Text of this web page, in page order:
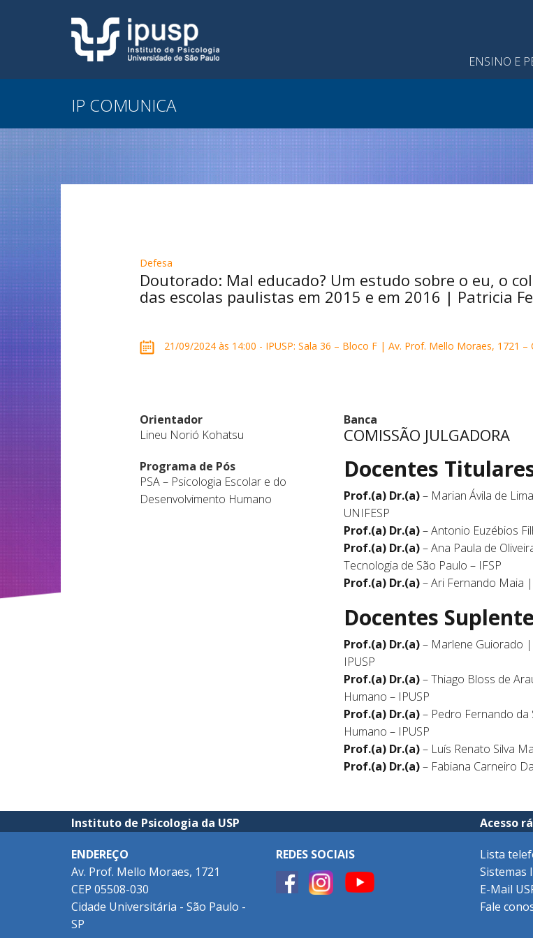
ENSINO E
IP COMUNICA
Defesa
Doutorado: Mal educado? Um estudo sobre o eu, o
das escolas paulistas em 2015 e em 2016 | Patricia
21/09/2024 às 14:00 - IPUSP: Sala 36 – Bloco F | Av. Prof. Mello Moraes, 1721 –
Orientador
Lineu Norió Kohatsu
Programa de Pós
PSA – Psicologia Escolar e do
Desenvolvimento Humano
Banca
COMISSÃO JULGADORA
Docentes
Prof.(a) Dr.(a)– Marian Ávila de
UNIFESP
Prof.(a) Dr.(a)– Antonio Euzébios
Prof.(a) Dr.(a)– Ana Paula de
Tecnologia de São Paulo – IFSP
Prof.(a) Dr.(a)– Ari Fernando Maia
Docentes
Prof.(a) Dr.(a)– Marlene Guiorado
IPUSP
Prof.(a) Dr.(a)– Thiago Bloss de
Humano – IPUSP
Prof.(a) Dr.(a)– Pedro Fernando da
Humano – IPUSP
Prof.(a) Dr.(a)– Luís Renato Silva
Prof.(a) Dr.(a)– Fabiana Carneiro
Instituto de Psicologia da USP Acesso
ENDEREÇO
Av. Prof. Mello Moraes, 1721
CEP 05508-030
Cidade Universitária - São Paulo -
SP
REDES SOCIAIS
Lista
Sistemas
E-Mail
Fale